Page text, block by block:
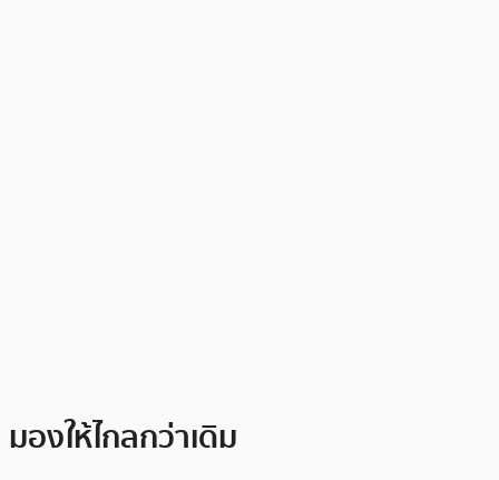
มองให้ไกลกว่าเดิม